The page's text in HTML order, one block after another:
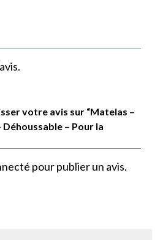
votre avis sur “Matelas –
Déhoussable – Pour la
pour publier un avis.